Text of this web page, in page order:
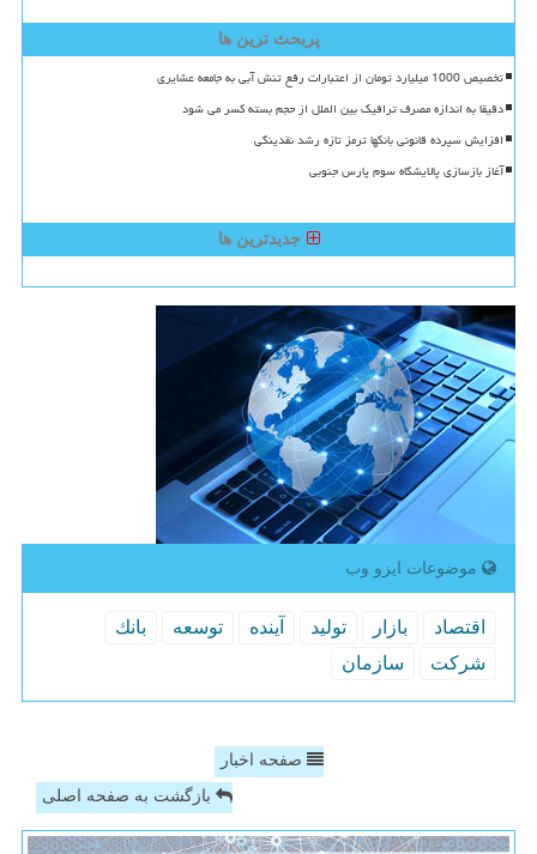
پربحث ترین ها
تخصیص 1000 میلیارد تومان از اعتبارات رفع تنش آبی به جامعه عشایری
دقیقا به اندازه مصرف ترافیک بین الملل از حجم بسته کسر می شود
افزایش سپرده قانونی بانکها ترمز تازه رشد نقدینگی
آغاز بازسازی پالایشگاه سوم پارس جنوبی
جدیدترین ها
موضوعات ایزو وب
اقتصاد بازار تولید آینده توسعه
بانك
شركت
سازمان
صفحه اخبار
بازگشت به صفحه اصلی